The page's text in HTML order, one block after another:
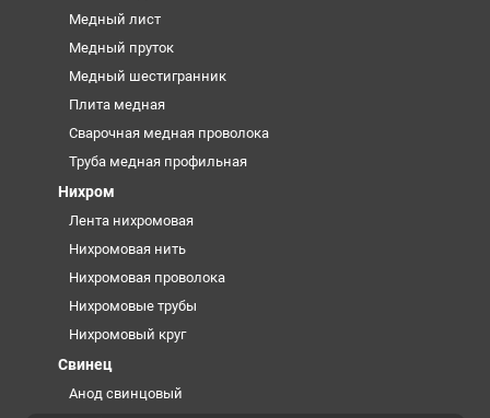
Медный лист
Медный пруток
Медный шестигранник
Плита медная
Сварочная медная проволока
Труба медная профильная
Нихром
Лента нихромовая
Нихромовая нить
Нихромовая проволока
Нихромовые трубы
Нихромовый круг
Свинец
Анод свинцовый